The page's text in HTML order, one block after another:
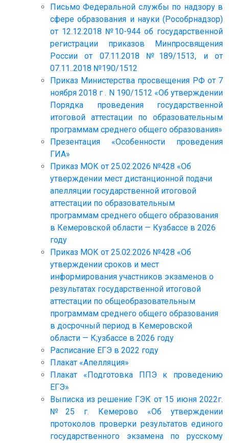
Письмо Федеральной службы по надзору в
сфере образования и науки (Рособрнадзор)
от 12.12.2018 №10-944 об государственной
регистрации приказов Минпросвящения
России от 07.11.2018 №189/1513, и от
07.11..2018 №190/1512
Приказ Министерства просвещения РФ от 7
ноября 2018 г . N 190/1512 «Об утверждении
Порядка проведения государственной
итоговой аттестации по образовательным
программам среднего общего образования»
Презентация «Особенности проведения
ГИА»
Приказ МОК от 25.02.2026 №428 «Об
утверждении мест дистанционной подачи
апелляции государственной итоговой
аттестации по образовательным
программам среднего общего образования
в Кемеровской области — Кузбассе в 2026
году
Приказ МОК от 25.02.2026 №428 «Об
утверждении сроков и мест
информирования участников экзаменов о
результатах государственной итоговой
аттестации по общеобразовательным
программам среднего общего образования
в досрочный период в Кемеровской
области — К;узбассе в 2026 году
Расписание ЕГЭ в 2022 году
Плакат «Апелляция»
Плакат «Подготовка ППЭ к проведению
ЕГЭ»
Выписка из решение ГЭК от 15 июня 2022г.
№25 г. Кемерово «Об утверждении
протоколов проверки результатов единого
государственного экзамена по русскому